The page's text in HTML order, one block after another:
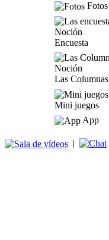
Fotos
Encuesta
Las Columnas
Mini juegos
App
|